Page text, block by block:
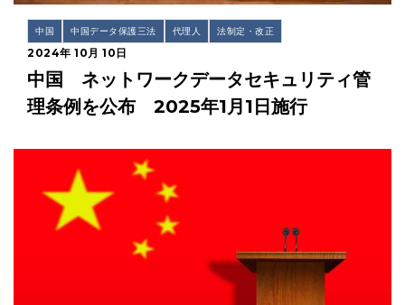
中国 中国データ保護三法 代理人 法制定・改正
2024年 10月 10日
中国 ネットワークデータセキュリティ管
理条例を公布 2025年1月1日施行